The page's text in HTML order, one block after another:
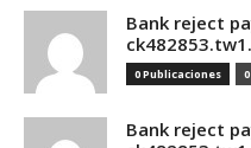
Bank reject
0 Publicaciones
Bank reject